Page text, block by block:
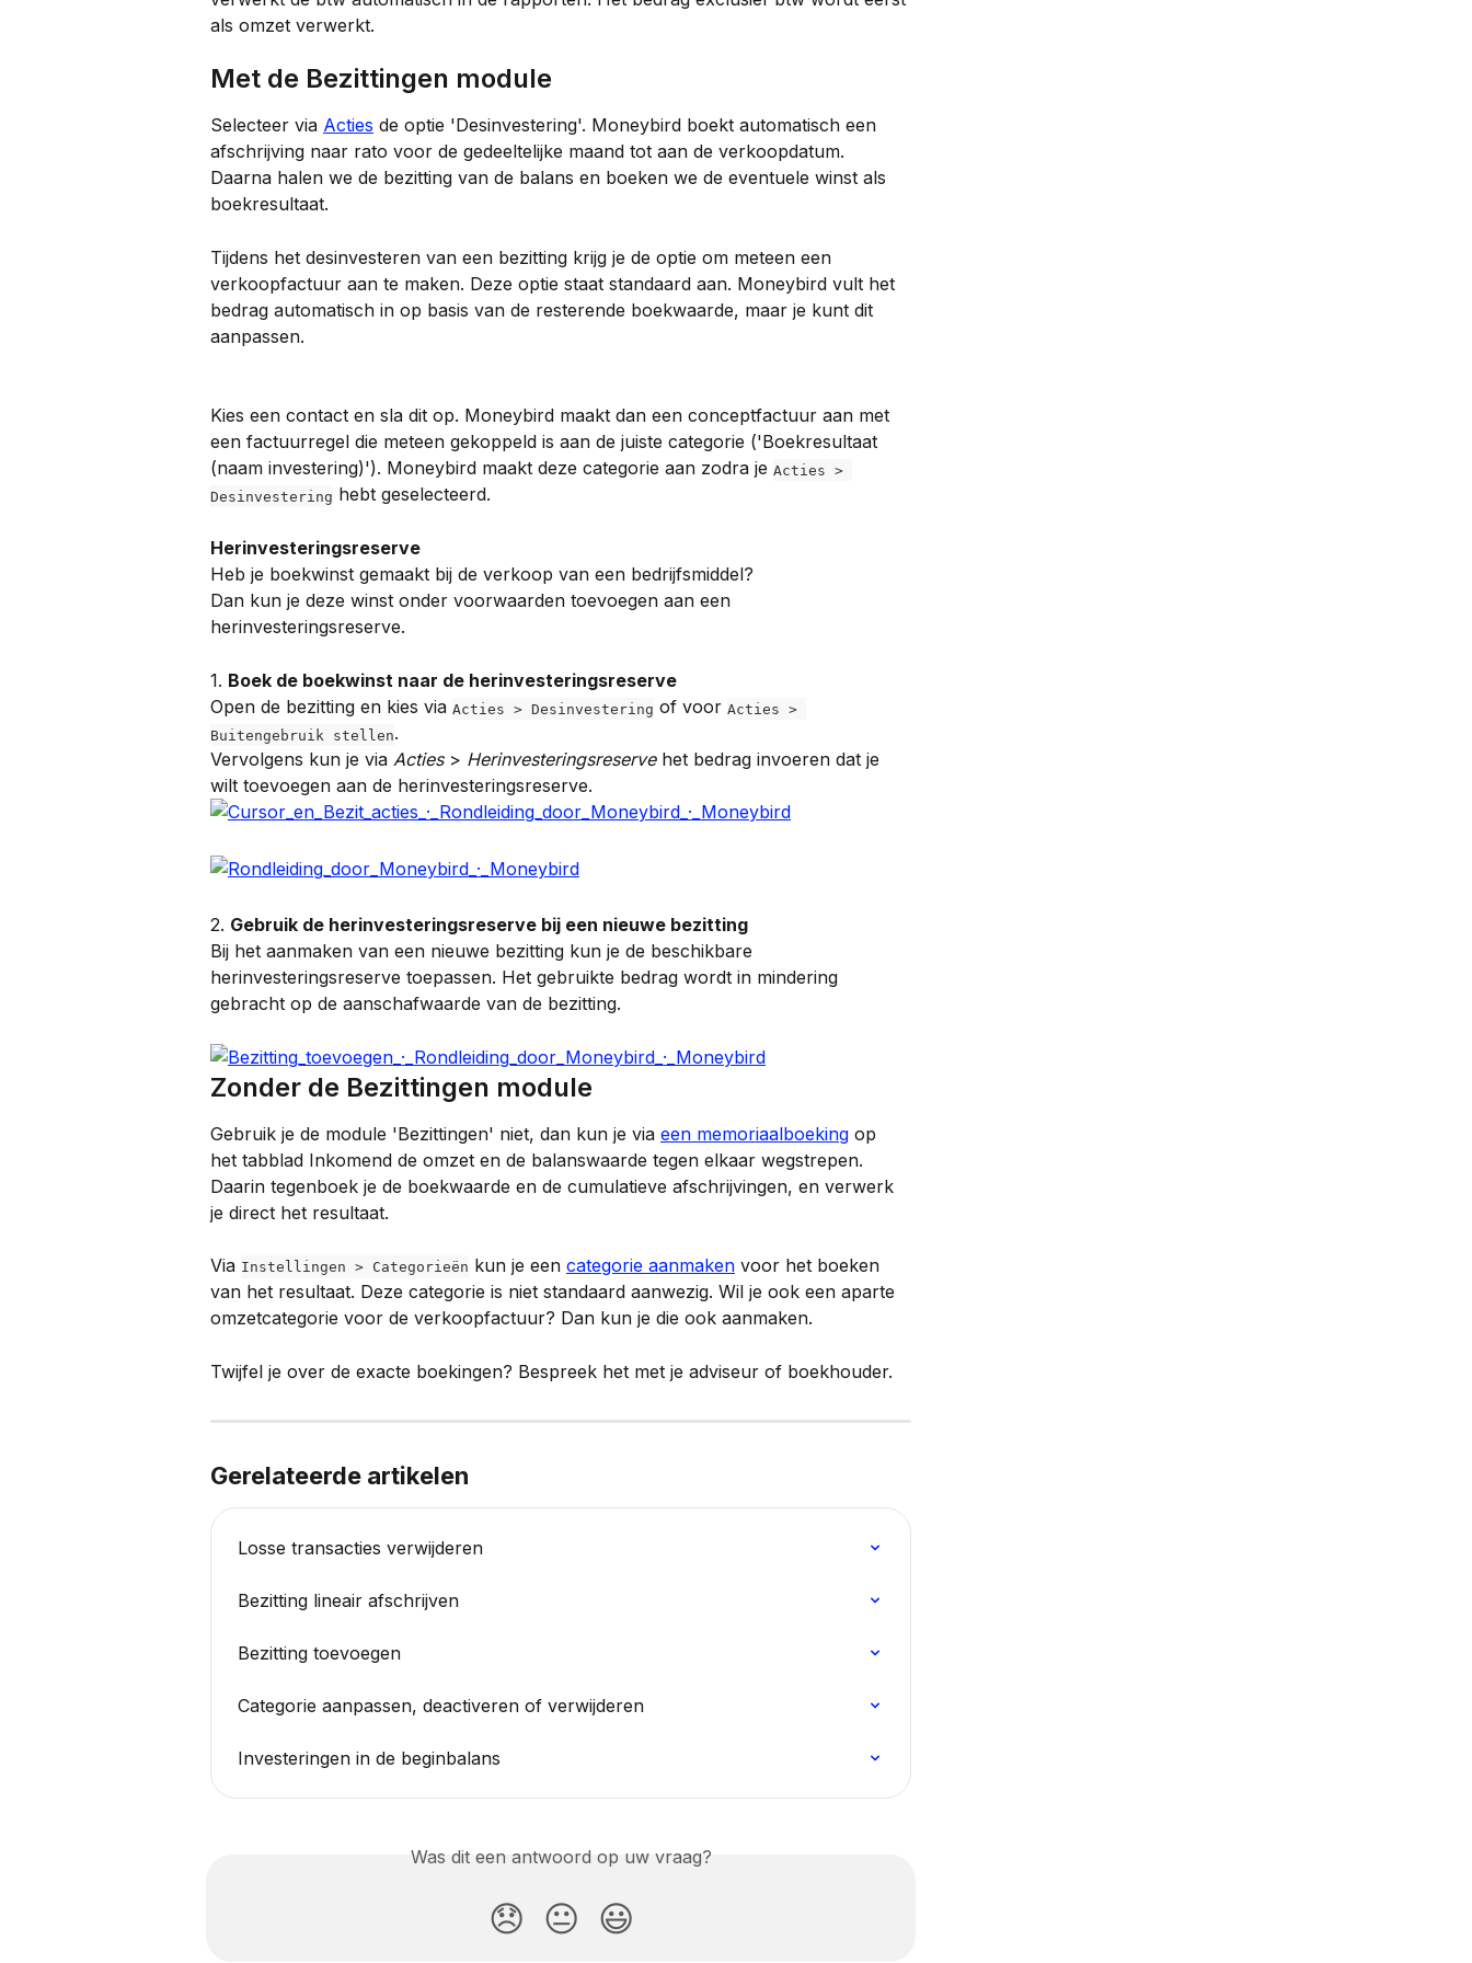
als omzet verwerkt.
Met de Bezittingen module
Selecteer via Acties de optie 'Desinvestering'. Moneybird boekt automatisch een
afschrijving naar rato voor de gedeeltelijke maand tot aan de verkoopdatum.
Daarna halen we de bezitting van de balans en boeken we de eventuele winst als
boekresultaat.
Tijdens het desinvesteren van een bezitting krijg je de optie om meteen een
verkoopfactuur aan te maken. Deze optie staat standaard aan. Moneybird vult het
bedrag automatisch in op basis van de resterende boekwaarde, maar je kunt dit
aanpassen.
Kies een contact en sla dit op. Moneybird maakt dan een conceptfactuur aan met
een factuurregel die meteen gekoppeld is aan de juiste categorie ('Boekresultaat
(naam investering)'). Moneybird maakt deze categorie aan zodra je Acties >
Desinvestering hebt geselecteerd.
Herinvesteringsreserve
Heb je boekwinst gemaakt bij de verkoop van een bedrijfsmiddel?
Dan kun je deze winst onder voorwaarden toevoegen aan een
herinvesteringsreserve.
1. Boek de boekwinst naar de herinvesteringsreserve
Open de bezitting en kies via Acties > Desinvestering of voor Acties >
Buitengebruik stellen.
Vervolgens kun je via Acties > Herinvesteringsreserve het bedrag invoeren dat je
wilt toevoegen aan de herinvesteringsreserve.
2. Gebruik de herinvesteringsreserve bij een nieuwe bezitting
Bij het aanmaken van een nieuwe bezitting kun je de beschikbare
herinvesteringsreserve toepassen. Het gebruikte bedrag wordt in mindering
gebracht op de aanschafwaarde van de bezitting.
Zonder de Bezittingen module
Gebruik je de module 'Bezittingen' niet, dan kun je via een memoriaalboeking op
het tabblad Inkomend de omzet en de balanswaarde tegen elkaar wegstrepen.
Daarin tegenboek je de boekwaarde en de cumulatieve afschrijvingen, en verwerk
je direct het resultaat.
Via Instellingen > Categorieën kun je een categorie aanmaken voor het boeken
van het resultaat. Deze categorie is niet standaard aanwezig. Wil je ook een aparte
omzetcategorie voor de verkoopfactuur? Dan kun je die ook aanmaken.
Twijfel je over de exacte boekingen? Bespreek het met je adviseur of boekhouder.
Gerelateerde artikelen
Losse transacties verwijderen
Bezitting lineair afschrijven
Bezitting toevoegen
Categorie aanpassen, deactiveren of verwijderen
Investeringen in de beginbalans
Was dit een antwoord op uw vraag?
😞 😐 😃